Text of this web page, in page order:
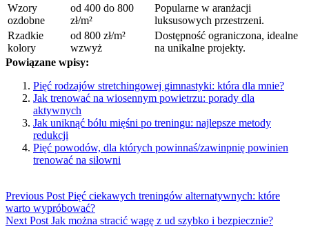
Wzory
ozdobne
od 400 do 800
zł/m²
Popularne w aranżacji
luksusowych przestrzeni.
Rzadkie
kolory
od 800 zł/m²
wzwyż
Dostępność ograniczona, idealne
na unikalne projekty.
Powiązane wpisy:
Pięć rodzajów stretchingowej gimnastyki: która dla mnie?
Jak trenować na wiosennym powietrzu: porady dla
aktywnych
Jak uniknąć bólu mięśni po treningu: najlepsze metody
redukcji
Pięć powodów, dla których powinnaś/zawinpnię powinien
trenować na siłowni
Previous Post Pięć ciekawych treningów alternatywnych: które
warto wypróbować?
Next Post Jak można stracić wagę z ud szybko i bezpiecznie?